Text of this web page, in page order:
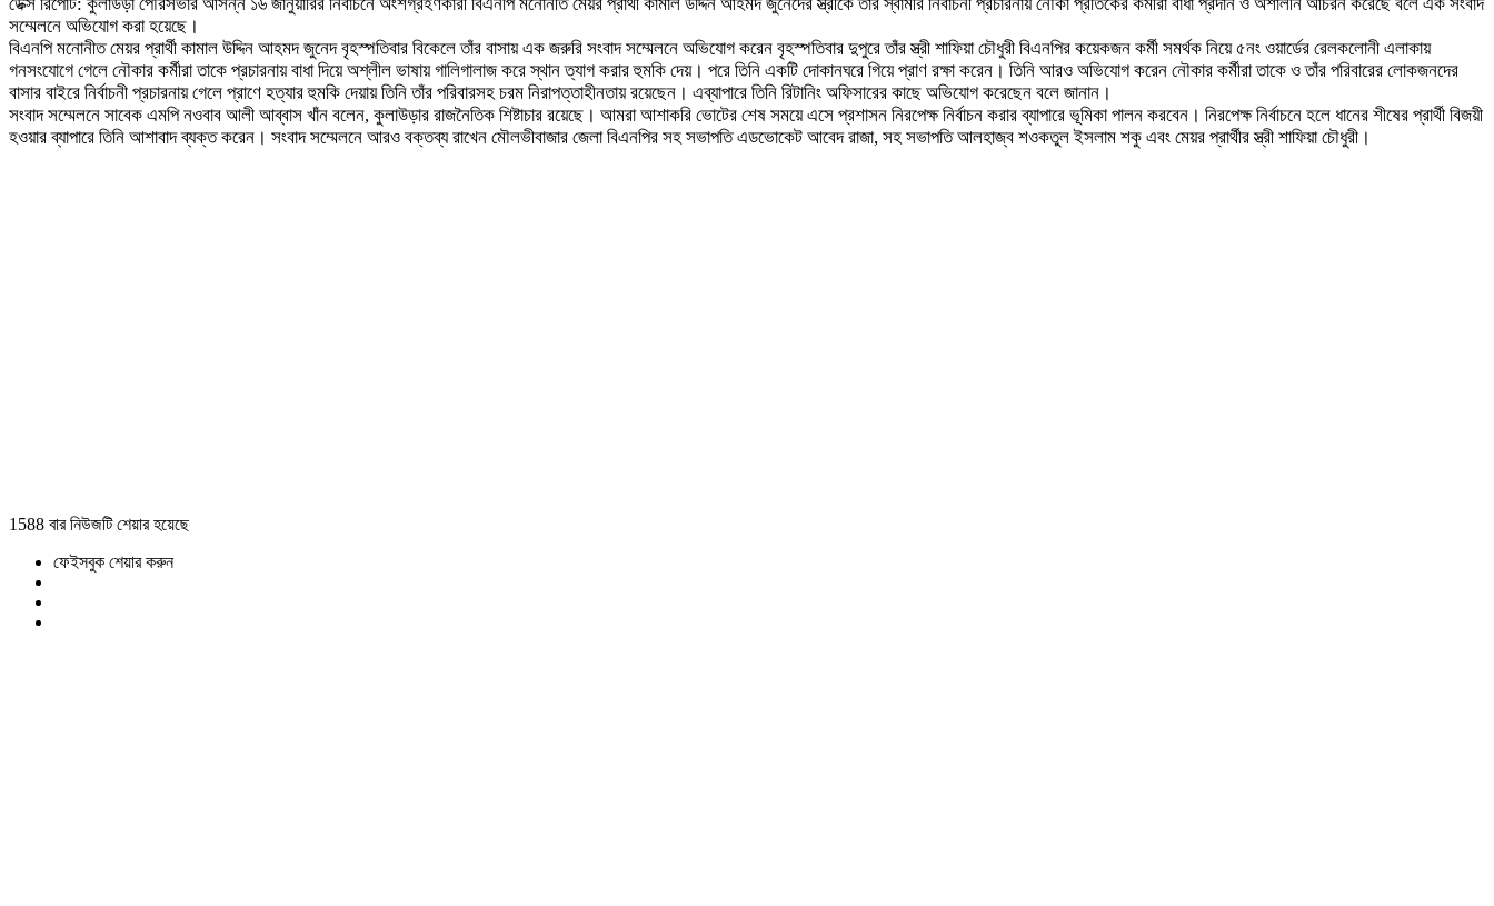
সম্মেলনে অভিযোগ করা হয়েছে।
বিএনপি মনোনীত মেয়র প্রার্থী কামাল উদ্দিন আহমদ জুনেদ বৃহস্পতিবার বিকেলে তাঁর বাসায় এক জরুরি সংবাদ সম্মেলনে অভিযোগ করেন বৃহস্পতিবার দুপুরে তাঁর স্ত্রী শাফিয়া চৌধুরী বিএনপির কয়েকজন কর্মী সমর্থক নিয়ে ৫নং ওয়ার্ডের রেলকলোনী এলাকায়
গনসংযোগে গেলে নৌকার কর্মীরা তাকে প্রচারনায় বাধা দিয়ে অশ্লীল ভাষায় গালিগালাজ করে স্থান ত্যাগ করার হুমকি দেয়। পরে তিনি একটি দোকানঘরে গিয়ে প্রাণ রক্ষা করেন। তিনি আরও অভিযোগ করেন নৌকার কর্মীরা তাকে ও তাঁর পরিবারের লোকজনদের
বাসার বাইরে নির্বাচনী প্রচারনায় গেলে প্রাণে হত্যার হুমকি দেয়ায় তিনি তাঁর পরিবারসহ চরম নিরাপত্তাহীনতায় রয়েছেন। এব্যাপারে তিনি রিটানিং অফিসারের কাছে অভিযোগ করেছেন বলে জানান।
সংবাদ সম্মেলনে সাবেক এমপি নওবাব আলী আব্বাস খাঁন বলেন, কুলাউড়ার রাজনৈতিক শিষ্টাচার রয়েছে। আমরা আশাকরি ভোটের শেষ সময়ে এসে প্রশাসন নিরপেক্ষ নির্বাচন করার ব্যাপারে ভূমিকা পালন করবেন। নিরপেক্ষ নির্বাচনে হলে ধানের শীষের প্রার্থী বিজয়ী
হওয়ার ব্যাপারে তিনি আশাবাদ ব্যক্ত করেন। সংবাদ সম্মেলনে আরও বক্তব্য রাখেন মৌলভীবাজার জেলা বিএনপির সহ সভাপতি এডভোকেট আবেদ রাজা, সহ সভাপতি আলহাজ্ব শওকতুল ইসলাম শকু এবং মেয়র প্রার্থীর স্ত্রী শাফিয়া চৌধুরী।
1588 বার নিউজটি শেয়ার হয়েছে
ফেইসবুক শেয়ার করুন